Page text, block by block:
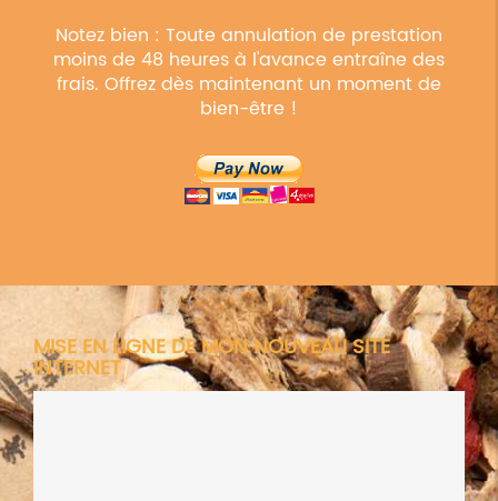
Notez bien : Toute annulation de prestation
moins de 48 heures à l'avance entraîne des
frais. Offrez dès maintenant un moment de
bien-être !
MISE EN LIGNE DE MON NOUVEAU SITE
INTERNET